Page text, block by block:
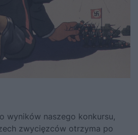
wyników naszego konkursu,
zwycięzców otrzyma po